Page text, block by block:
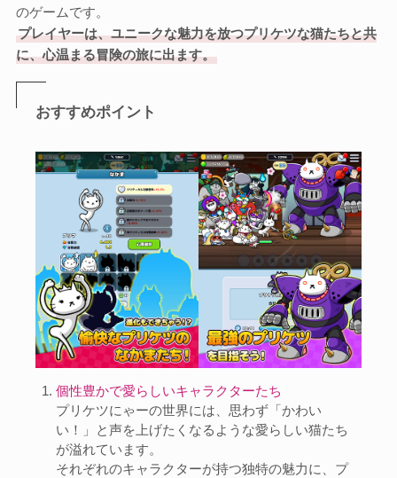
のゲームです。
プレイヤーは、ユニークな魅力を放つプリケツな猫たちと共
に、心温まる冒険の旅に出ます。
おすすめポイント
個性豊かで愛らしいキャラクターたち
プリケツにゃーの世界には、思わず「かわい
い！」と声を上げたくなるような愛らしい猫たち
が溢れています。
それぞれのキャラクターが持つ独特の魅力に、プ